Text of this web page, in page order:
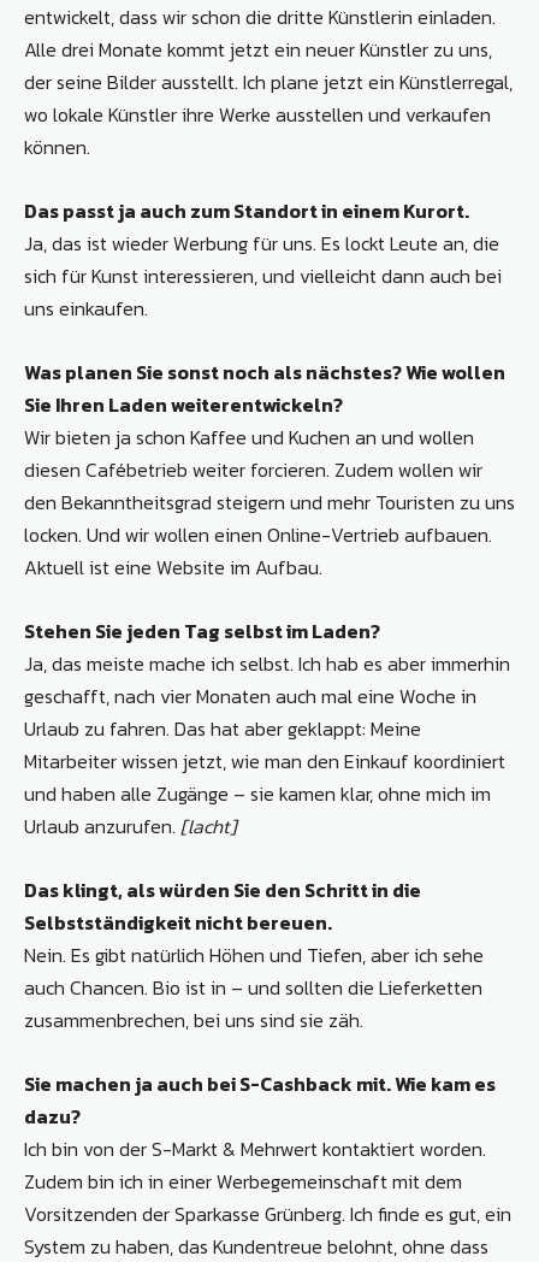
entwickelt, dass wir schon die dritte Künstlerin einladen.
Alle drei Monate kommt jetzt ein neuer Künstler zu uns,
der seine Bilder ausstellt. Ich plane jetzt ein Künstlerregal,
wo lokale Künstler ihre Werke ausstellen und verkaufen
können.
Das passt ja auch zum Standort in einem Kurort.
Ja, das ist wieder Werbung für uns. Es lockt Leute an, die
sich für Kunst interessieren, und vielleicht dann auch bei
uns einkaufen.
Was planen Sie sonst noch als nächstes? Wie wollen
Sie Ihren Laden weiterentwickeln?
Wir bieten ja schon Kaffee und Kuchen an und wollen
diesen Cafébetrieb weiter forcieren. Zudem wollen wir
den Bekanntheitsgrad steigern und mehr Touristen zu uns
locken. Und wir wollen einen Online-Vertrieb aufbauen.
Aktuell ist eine Website im Aufbau.
Stehen Sie jeden Tag selbst im Laden?
Ja, das meiste mache ich selbst. Ich hab es aber immerhin
geschafft, nach vier Monaten auch mal eine Woche in
Urlaub zu fahren. Das hat aber geklappt: Meine
Mitarbeiter wissen jetzt, wie man den Einkauf koordiniert
und haben alle Zugänge – sie kamen klar, ohne mich im
Urlaub anzurufen. [lacht]
Das klingt, als würden Sie den Schritt in die
Selbstständigkeit nicht bereuen.
Nein. Es gibt natürlich Höhen und Tiefen, aber ich sehe
auch Chancen. Bio ist in – und sollten die Lieferketten
zusammenbrechen, bei uns sind sie zäh.
Sie machen ja auch bei S-Cashback mit. Wie kam es
dazu?
Ich bin von der S-Markt & Mehrwert kontaktiert worden.
Zudem bin ich in einer Werbegemeinschaft mit dem
Vorsitzenden der Sparkasse Grünberg. Ich finde es gut, ein
System zu haben, das Kundentreue belohnt, ohne dass